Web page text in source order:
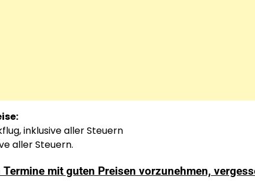
inklusive aller Steuern
aller Steuern.
mit guten Preisen vorzunehmen,